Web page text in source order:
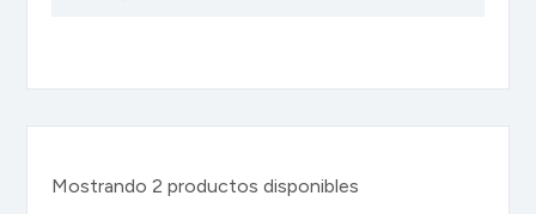
Mostrando2 productos disponibles